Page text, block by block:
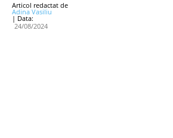
Articol redactat de
Adina Vasiliu
| Data:
24/08/2024